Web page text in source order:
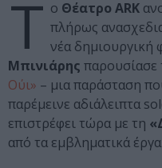
Τ ο Θέατρο ARK
πλήρως
νέα δημιουργική
Μπινιάρης παρουσίασε
Ούι» – μια παράσταση
παρέμεινε αδιάλειπτα
επιστρέφει τώρα με τη
από τα εμβληματικά